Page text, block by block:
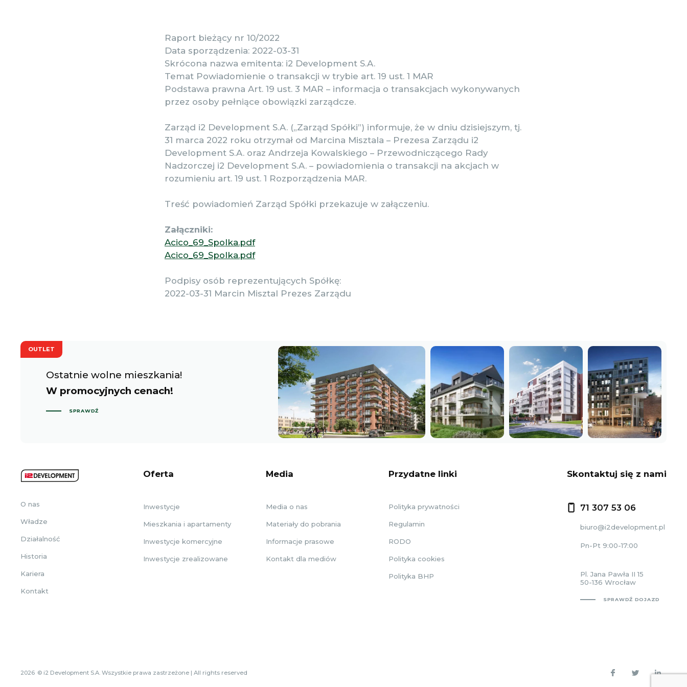
Raport bieżący nr 10/2022
Data sporządzenia: 2022-03-31
Skrócona nazwa emitenta: i2 Development S.A.
Temat Powiadomienie o transakcji w trybie art. 19 ust. 1 MAR
Podstawa prawna Art. 19 ust. 3 MAR – informacja o transakcjach wykonywanych
przez osoby pełniące obowiązki zarządcze.
Zarząd i2 Development S.A. („Zarząd Spółki”) informuje, że w dniu dzisiejszym, tj.
31 marca 2022 roku otrzymał od Marcina Misztala – Prezesa Zarządu i2
Development S.A. oraz Andrzeja Kowalskiego – Przewodniczącego Rady
Nadzorczej i2 Development S.A. – powiadomienia o transakcji na akcjach w
rozumieniu art. 19 ust. 1 Rozporządzenia MAR.
Treść powiadomień Zarząd Spółki przekazuje w załączeniu.
Załączniki:
Acico_69_Spolka.pdf
Acico_69_Spolka.pdf
Podpisy osób reprezentujących Spółkę:
2022-03-31 Marcin Misztal Prezes Zarządu
OUTLET
Ostatnie wolne mieszkania!
W promocyjnych cenach!
SPRAWDŹ
O nas
Władze
Działalność
Historia
Kariera
Kontakt
Oferta
Inwestycje
Mieszkania i apartamenty
Inwestycje komercyjne
Inwestycje zrealizowane
Media
Media o nas
Materiały do pobrania
Informacje prasowe
Kontakt dla mediów
Przydatne linki
Polityka prywatności
Regulamin
RODO
Polityka cookies
Polityka BHP
Skontaktuj się z nami
71 307 53 06
biuro@i2development.pl
Pn-Pt 9:00-17:00
Pl. Jana Pawła II 15
50-136 Wrocław
SPRAWDŹ DOJAZD
2026 © i2 Development S.A. Wszystkie prawa zastrzeżone | All rights reserved